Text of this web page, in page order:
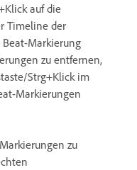
auf die
Timeline der
Markierung
zu entfernen,
Strg+Klick im
Markierungen
zu